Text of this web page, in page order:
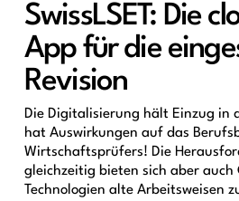
SwissLSET: Die
App für die
Revision
Die Digitalisierung hält Einzug in
hat Auswirkungen auf das
Wirtschaftsprüfers! Die
gleichzeitig bieten sich aber auch
Technologien alte Arbeitsweisen